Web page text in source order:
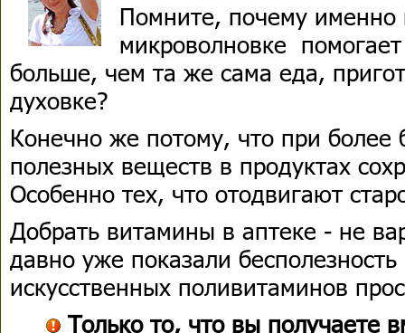
Помните, почему
микроволновке
больше, чем та же сама еда,
духовке?
Конечно же потому, что при более
полезных веществ в продуктах
Особенно тех, что отодвигают
Добрать витамины в аптеке - не
давно уже показали
искусственных поливитаминов
Только то, что вы получаете